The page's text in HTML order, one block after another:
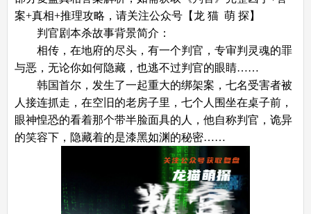
案+真相+推理攻略，请关注公众号【龙 猫 萌 探】
判官剧本杀故事背景简介：
相传，在地府的尽头，有一个判官，专审判灵魂的罪
与恶，无论你如何隐藏，也逃不过判官的眼睛……
韩国首尔，发生了一起重大的绑架案，七名受害者被
人接连抓走，在空旧的老房子里，七个人围坐在桌子前，
眼神惶恐的看着那个带半脸面具的人，他自称判官，诡异
的笑容下，隐藏着的是漆黑如渊的秘密……